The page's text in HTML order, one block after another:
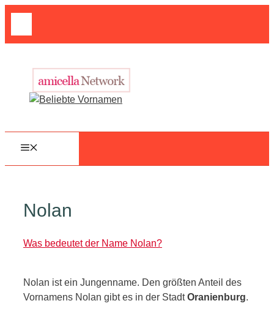
Zum
Nolan
Was bedeutet der Name Nolan?
Nolan ist ein Jungenname. Den größten Anteil des
Vornamens Nolan gibt es in der StadtOranienburg.